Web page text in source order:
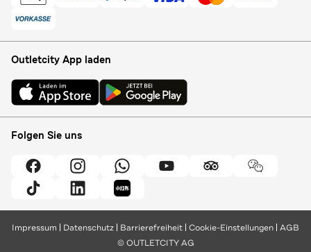
Outletcity App laden
Folgen Sie uns
Impressum Datenschutz Barrierefreiheit Cookie-Einstellungen AGB
© OUTLETCITY AG